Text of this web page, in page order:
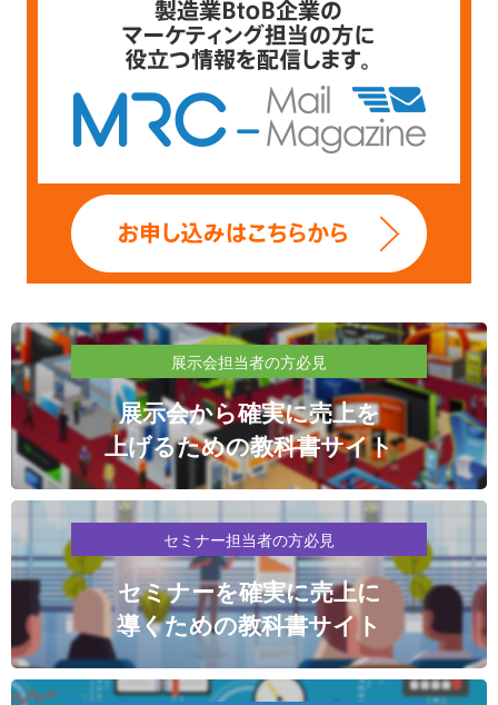
展示会担当者の方必見
展示会から確実に売上を
上げるための教科書サイト
セミナー担当者の方必見
セミナーを確実に売上に
導くための教科書サイト